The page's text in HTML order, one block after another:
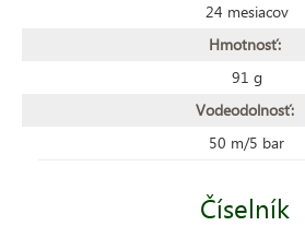
24 mesiacov
Hmotnosť:
91 g
Vodeodolnosť:
50 m/5 bar
Číselník